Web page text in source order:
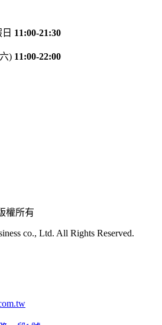
11:00-21:30
) 11:00-22:00
權所有
co., Ltd. All Rights Reserved.